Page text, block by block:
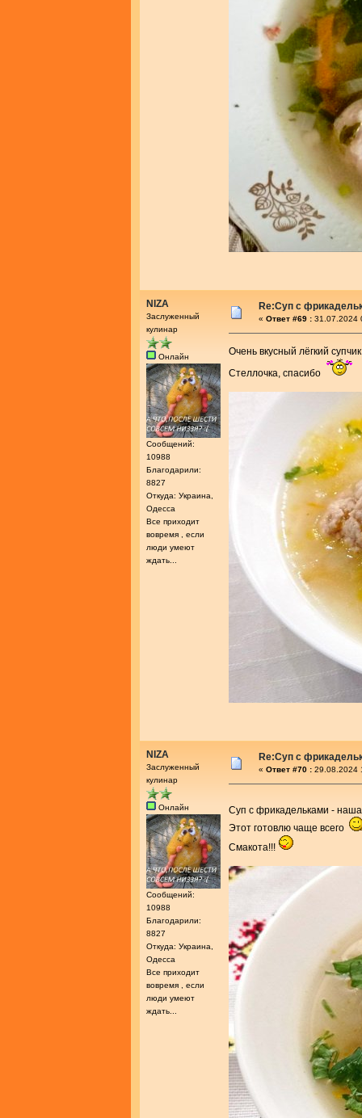
NIZA
Заслуженный
кулинар
Онлайн
Сообщений:
10988
Благодарили:
8827
Откуда: Украина,
Одесса
Все приходит
вовремя , если
люди умеют
ждать...
Re:Суп с
« Ответ #69 : 31.07.2024
Очень вкусный лёгкий
Стеллочка, спасибо
NIZA
Заслуженный
кулинар
Онлайн
Сообщений:
10988
Благодарили:
8827
Откуда: Украина,
Одесса
Все приходит
вовремя , если
люди умеют
ждать...
Re:Суп с
« Ответ #70 : 29.08.2024
Суп с фрикадельками -
Этот готовлю чаще всего
Смакота!!!